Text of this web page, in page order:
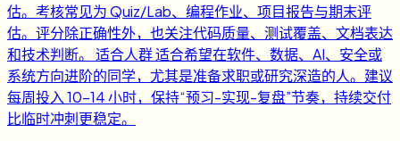
估。考核常见为 Quiz/Lab、编程作业、项目报告与期末评
估。评分除正确性外，也关注代码质量、测试覆盖、文档表达
和技术判断。 适合人群 适合希望在软件、数据、AI、安全或
系统方向进阶的同学，尤其是准备求职或研究深造的人。建议
每周投入 10-14 小时，保持“预习-实现-复盘”节奏，持续交付
比临时冲刺更稳定。